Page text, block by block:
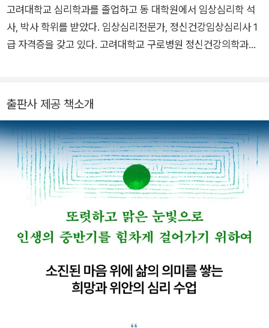
고려대학교 심리학과를 졸업하고 동 대학원에서 임상심리학 석
사, 박사 학위를 받았다. 임상심리전문가, 정신건강임상심리사 1
급 자격증을 갖고 있다. 고려대학교 구로병원 정신건강의학과에
을 받은 스테디셀러 『하루 3시간 엄마 냄새』를 비롯하여 『아이가
약국』 『엄마 마음약국』 『나는 나답게 나이 들기로 했다』 『초심육
아』를 썼다. 평탄할 줄 알았으나 예상과 달리 무척 버거웠던 인생
중반기를 지나오면서, 조금이나마 이 시기를 잘 지나갈 방법이 있
을 거라 믿으며 부단히 찾고 모았다. 개인적 경험과 전문가로서의
성찰을 녹여 이 책 『당신은 언제나 괜찮다』에 담았다. 중년의 위
기를 겪고 있는 독자들이 인생 3분기를 무탈히 통과하는 데 작은
지도로 쓰였으면 한다.
출판사 제공 책소개